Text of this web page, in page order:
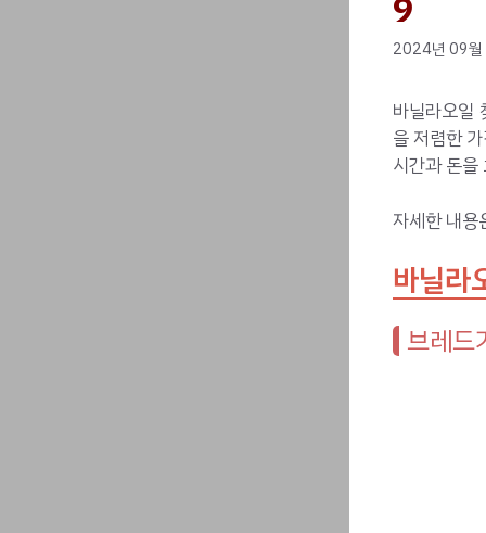
2024년 09
바닐라오일
을 저렴한
시간과 돈을
자세한 내용
바닐라
브레